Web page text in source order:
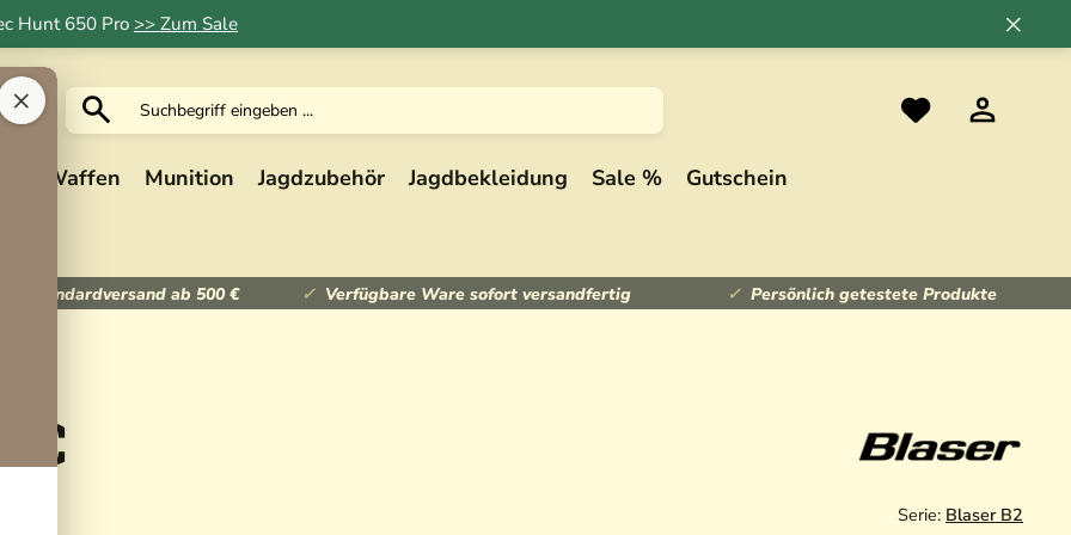
Hunt 650 Pro >> Zum Sale
×
×
Waffen Munition Jagdzubehör Jagdbekleidung Sale % Gutschein
Standardversand ab 500 € Verfügbare Ware sofort versandfertig Persönlich getestete Produkte
Serie: Blaser B2